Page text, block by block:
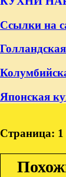
Ссылки на
Японская
Страница: 1